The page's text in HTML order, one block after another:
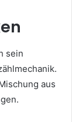
sein
aus